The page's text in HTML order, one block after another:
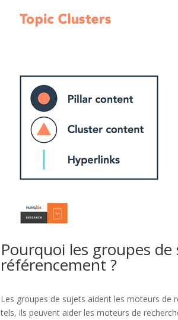
Pourquoi les groupes
référencement ?
Les groupes de sujets aident les moteurs de
tels, ils peuvent aider les moteurs de